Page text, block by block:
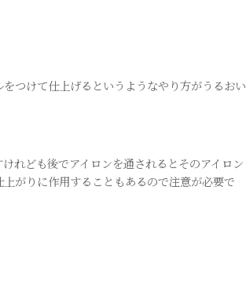
つけて仕上げるというようなやり方がうるおい
れども後でアイロンを通されるとそのアイロン
がりに作用することもあるので注意が必要で